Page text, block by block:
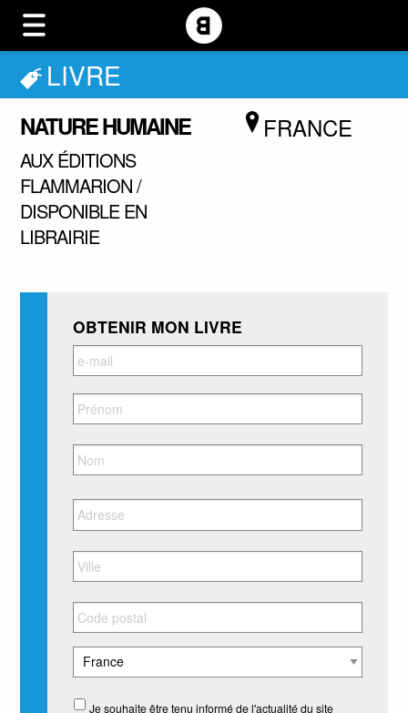
LIVRE
NATURE HUMAINE FRANCE
AUX ÉDITIONS
FLAMMARION /
DISPONIBLE EN
LIBRAIRIE
OBTENIR MON LIVRE
Je souhaite être tenu informé de l'actualité du site